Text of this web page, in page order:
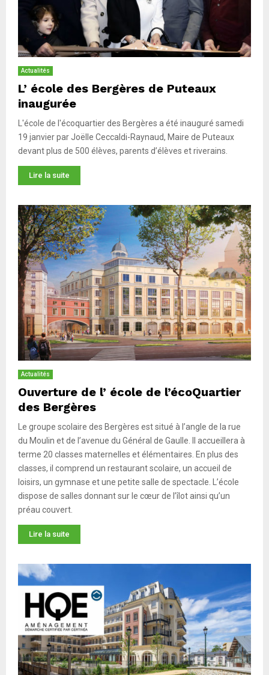
Actualités
L’ école des Bergères de Puteaux
inaugurée
L'école de l'écoquartier des Bergères a été inauguré samedi
19 janvier par Joëlle Ceccaldi-Raynaud, Maire de Puteaux
devant plus de 500 élèves, parents d’élèves et riverains.
Lire la suite
Actualités
Ouverture de l’ école de l’écoQuartier
des Bergères
Le groupe scolaire des Bergères est situé à l’angle de la rue
du Moulin et de l’avenue du Général de Gaulle. Il accueillera à
terme 20 classes maternelles et élémentaires. En plus des
classes, il comprend un restaurant scolaire, un accueil de
loisirs, un gymnase et une petite salle de spectacle. L’école
dispose de salles donnant sur le cœur de l’îlot ainsi qu’un
préau couvert.
Lire la suite